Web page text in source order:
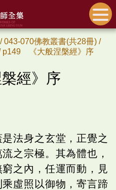
/043-070佛教叢書(共28冊) /
p149 《大般涅槃經》序
經》序
是法身之玄堂，正覺之
之宗極。其為體也，
之內，任運而動，見
虛照以御物，寄言蹄